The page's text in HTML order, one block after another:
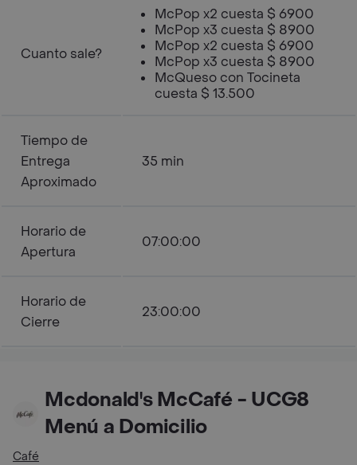
Cuanto sale?
McPop x2 cuesta $ 6900
McPop x3 cuesta $ 8900
McPop x2 cuesta $ 6900
McPop x3 cuesta $ 8900
McQueso con Tocineta
cuesta $ 13.500
Tiempo de
Entrega
Aproximado
35 min
Horario de
Apertura
07:00:00
Horario de
Cierre
23:00:00
Mcdonald's McCafé - UCG8
Menú a Domicilio
Café